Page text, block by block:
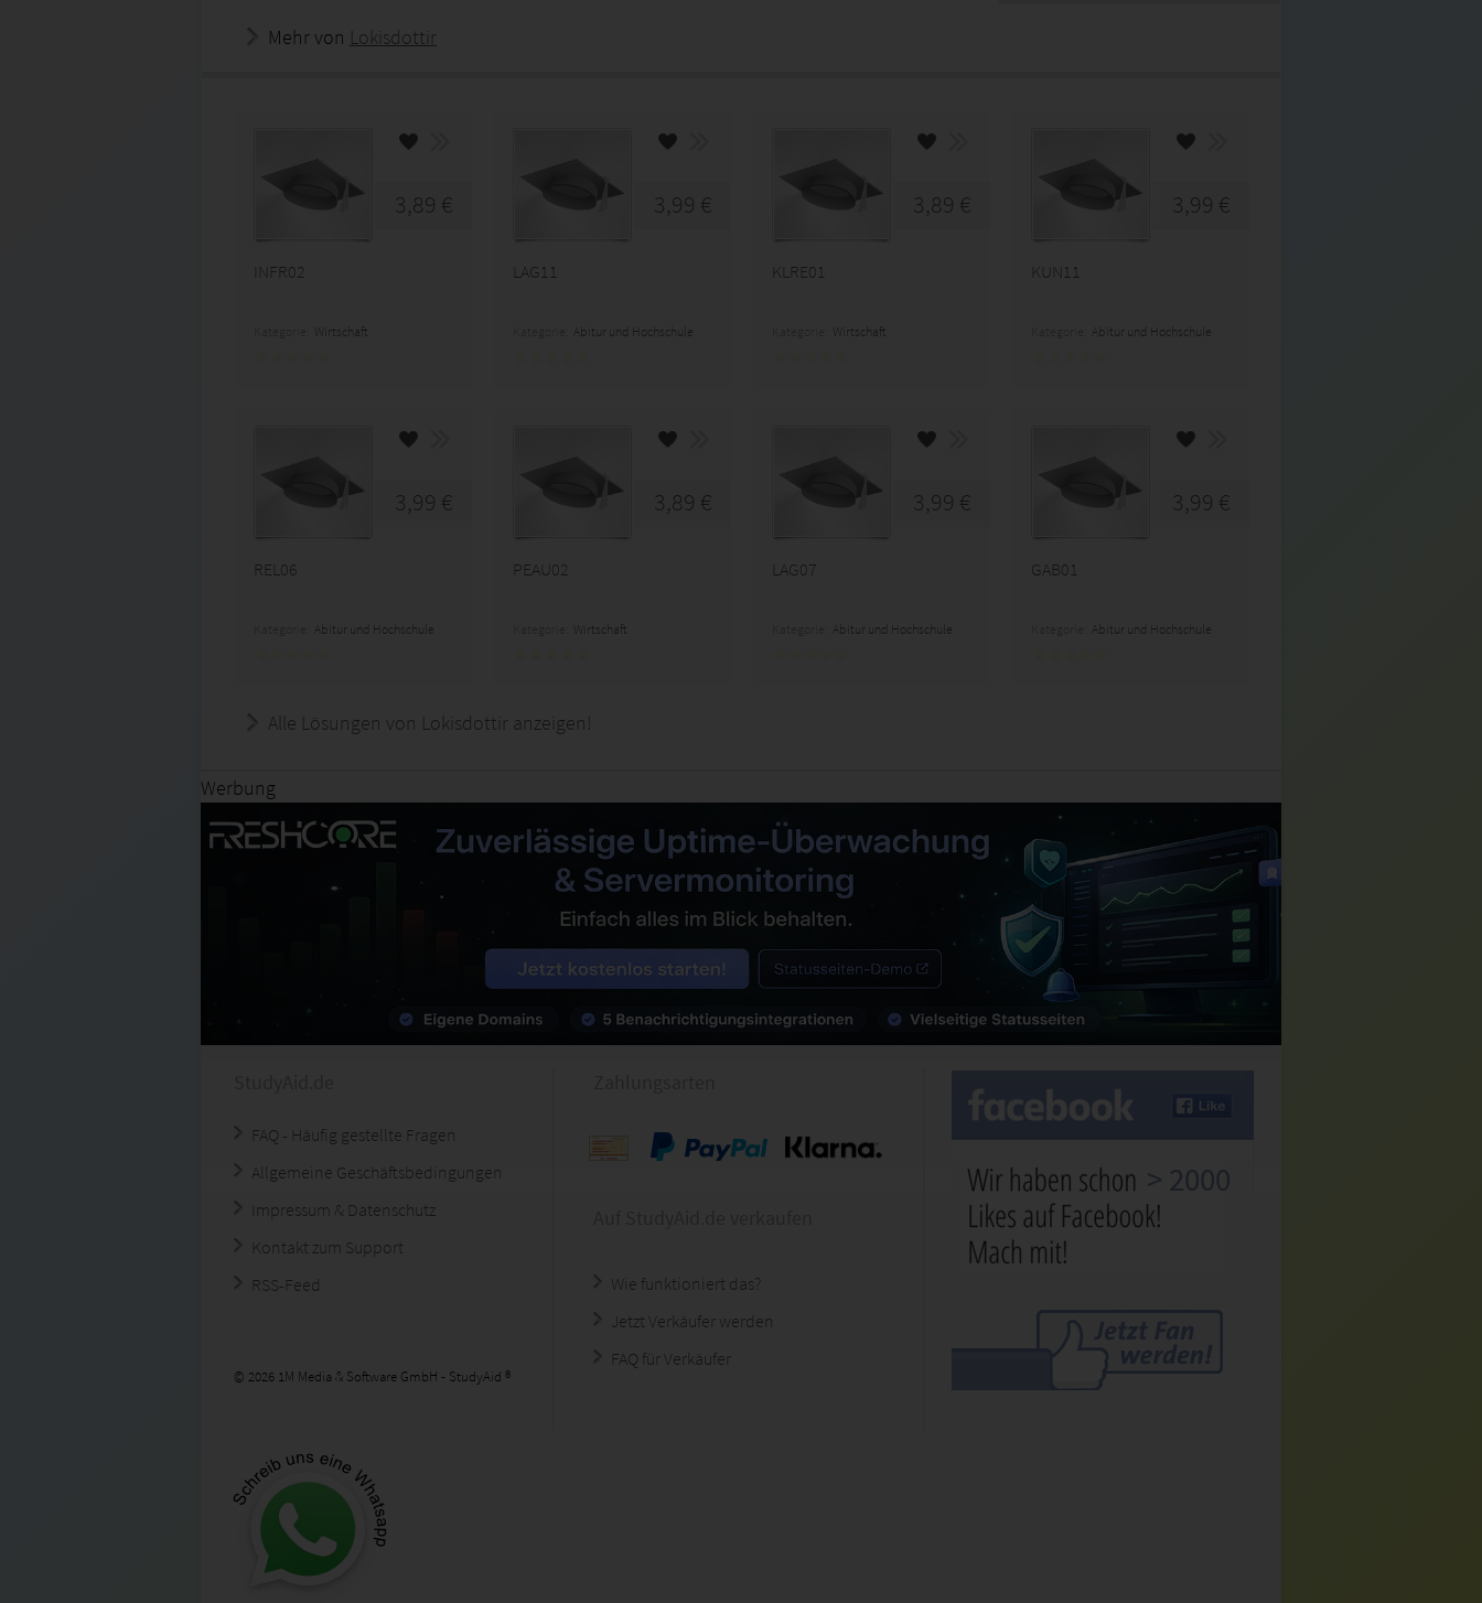
Mehr von Lokisdottir
3,89 €
INFR02
Wirtschaft
3,99 €
LAG11
Abitur und Hochschule
3,89 €
KLRE01
Wirtschaft
3,99 €
KUN11
Abitur und Hochschule
3,99 €
REL06
Abitur und Hochschule
3,89 €
PEAU02
Wirtschaft
3,99 €
LAG07
Abitur und Hochschule
3,99 €
GAB01
Abitur und Hochschule
Alle Lösungen von Lokisdottir anzeigen!
Werbung
FAQ - Häufig gestellte Fragen
Allgemeine Geschäftsbedingungen
Impressum & Datenschutz
Kontakt zum Support
RSS-Feed
© 2026 1M Media & Software GmbH - StudyAid ®
Wie funktioniert das?
Jetzt Verkäufer werden
FAQ für Verkäufer
> 2000